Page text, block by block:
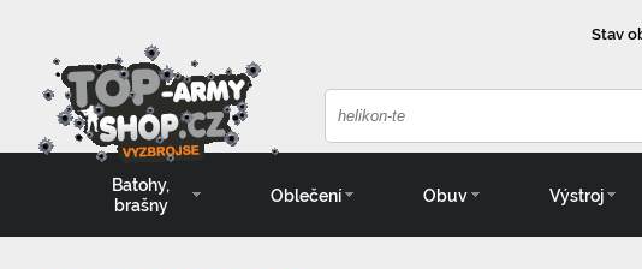
Stav
Batohy,
brašny
Oblečení Obuv Výstroj